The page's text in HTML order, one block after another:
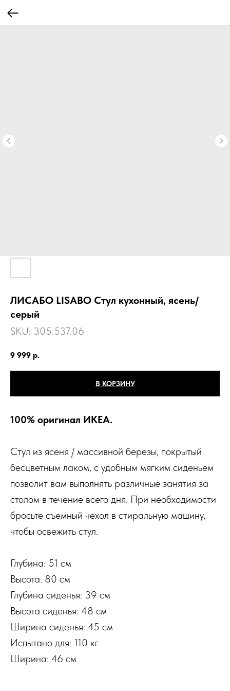
ЛИСАБО LISABO Стул кухонный, ясень/
серый
SKU: 305.537.06
9 999 р.
В КОРЗИНУ
100% оригинал ИКЕА.
Стул из ясеня / массивной березы, покрытый
бесцветным лаком, с удобным мягким сиденьем
позволит вам выполнять различные занятия за
столом в течение всего дня. При необходимости
бросьте съемный чехол в стиральную машину,
чтобы освежить стул.
Глубина: 51 см
Высота: 80 см
Глубина сиденья: 39 см
Высота сиденья: 48 см
Ширина сиденья: 45 см
Испытано для: 110 кг
Ширина: 46 см